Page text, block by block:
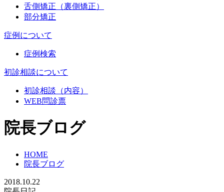
舌側矯正（裏側矯正）
部分矯正
症例について
症例検索
初診相談について
初診相談（内容）
WEB問診票
院長ブログ
HOME
院長ブログ
2018.10.22